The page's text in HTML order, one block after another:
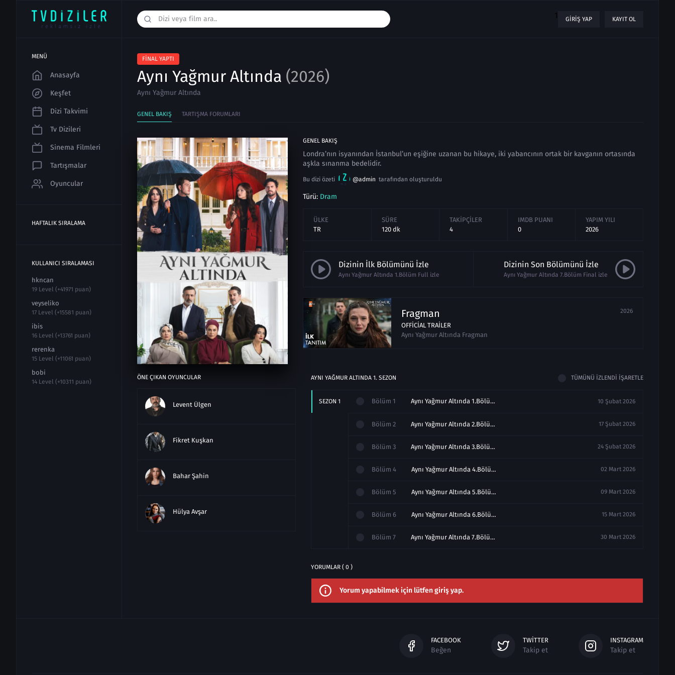
1 GIRIŞ YAP KAYIT OL
MENÜ
Anasayfa
Keşfet
Dizi Takvimi
Tv Dizileri
Sinema Filmleri
Tartışmalar
Oyuncular
HAFTALIK SIRALAMA
KULLANICI SIRALAMASI
hkncan
19 Level (+41971 puan)
veyseliko
17 Level (+15581 puan)
ibis
16 Level (+13761 puan)
rerenka
15 Level (+11061 puan)
bobi
14 Level (+10311 puan)
FINAL YAPTI
Aynı Yağmur Altında (2026)
Aynı Yağmur Altında
GENEL BAKIŞ TARTIŞMA FORUMLARI
GENEL BAKIŞ
Londra’nın isyanından İstanbul’un eşiğine uzanan bu hikaye, iki yabancının ortak bir kavganın ortasında
aşkla sınanma bedelidir.
Bu dizi özeti @admin tarafından oluşturuldu
Türü: Dram
ÜLKE
TR
SÜRE
120 dk
TAKIPÇILER
4
IMDB PUANI
0
YAPIM YILI
2026
Dizinin İlk Bölümünü İzle
Aynı Yağmur Altında 1.Bölüm Full izle
Dizinin Son Bölümünü İzle
Aynı Yağmur Altında 7.Bölüm Final izle
Fragman
OFFICIAL TRAILER
Aynı Yağmur Altında Fragman
2026
ÖNE ÇIKAN OYUNCULAR
Levent Ülgen
Fikret Kuşkan
Bahar Şahin
Hülya Avşar
AYNI YAĞMUR ALTINDA 1. SEZON TÜMÜNÜ İZLENDI İŞARETLE
SEZON 1 Bölüm 1 Aynı Yağmur Altında 1.Bölüm Full izle 10 Şubat 2026
Bölüm 2 Aynı Yağmur Altında 2.Bölüm izle Full 17 Şubat 2026
Bölüm 3 Aynı Yağmur Altında 3.Bölüm izle Full 24 Şubat 2026
Bölüm 4 Aynı Yağmur Altında 4.Bölüm izle Full 02 Mart 2026
Bölüm 5 Aynı Yağmur Altında 5.Bölüm izle Full 09 Mart 2026
Bölüm 6 Aynı Yağmur Altında 6.Bölüm izle Full 15 Mart 2026
Bölüm 7 Aynı Yağmur Altında 7.Bölüm Final izle 30 Mart 2026
YORUMLAR ( 0 )
Yorum yapabilmek için lütfen giriş yap.
FACEBOOK
Beğen
TWITTER
Takip et
INSTAGRAM
Takip et